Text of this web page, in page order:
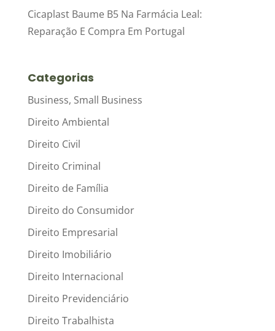
Cicaplast Baume B5 Na Farmácia Leal:
Reparação E Compra Em Portugal
Categorias
Business, Small Business
Direito Ambiental
Direito Civil
Direito Criminal
Direito de Família
Direito do Consumidor
Direito Empresarial
Direito Imobiliário
Direito Internacional
Direito Previdenciário
Direito Trabalhista